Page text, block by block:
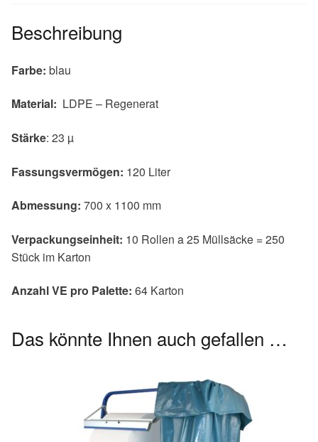
Beschreibung
Farbe: blau
Material: LDPE – Regenerat
Stärke: 23 µ
Fassungsvermögen: 120 Liter
Abmessung: 700 x 1100 mm
Verpackungseinheit: 10 Rollen a 25 Müllsäcke = 250
Stück im Karton
Anzahl VE pro Palette: 64 Karton
Das könnte Ihnen auch gefallen …